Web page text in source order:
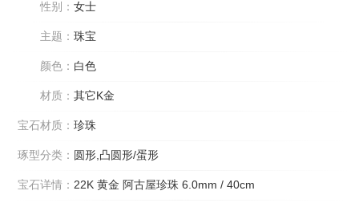
性别： 女士
主题： 珠宝
颜色： 白色
材质： 其它K金
宝石材质： 珍珠
琢型分类： 圆形,凸圆形/蛋形
宝石详情： 22K 黄金 阿古屋珍珠 6.0mm / 40cm